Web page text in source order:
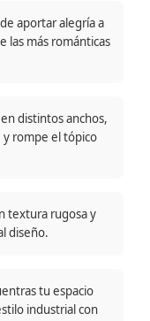
aportar alegría a
las más románticas
distintos anchos,
rompe el tópico
textura rugosa y
diseño.
tu espacio
industrial con